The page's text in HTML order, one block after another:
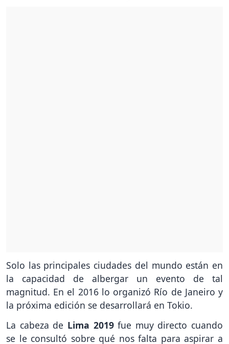
Solo las principales ciudades del mundo están en
la capacidad de albergar un evento de tal
magnitud. En el 2016 lo organizó Río de Janeiro y
la próxima edición se desarrollará en Tokio.
La cabeza de Lima 2019fue muy directo cuando
se le consultó sobre qué nos falta para aspirar a